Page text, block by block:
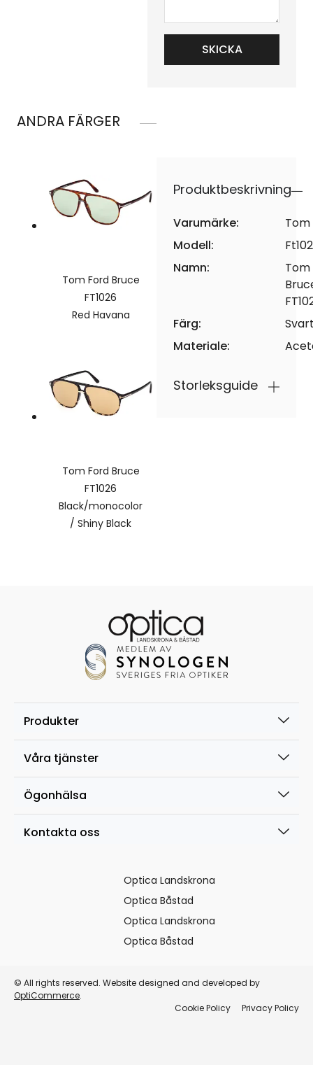
ANDRA FÄRGER
Tom Ford Bruce
FT1026
Red Havana
Tom Ford Bruce
FT1026
Black/monocolor
/ Shiny Black
Produktbeskrivning
Varumärke:
Modell:
Namn:
Färg:
Materiale:
Storleksguide
Produkter
Våra tjänster
Ögonhälsa
Kontakta oss
Optica Landskrona
Optica Båstad
Optica Landskrona
Optica Båstad
© All rights reserved. Website designed and developed by
OptiCommerce.
Cookie Policy
Privacy Policy